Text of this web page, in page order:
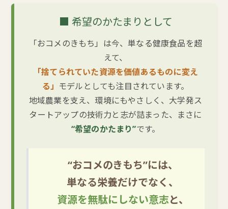
■ 希望のかたまりとして
「おコメのきもち」は今、単なる健康食品を超
えて、
「捨てられていた資源を価値あるものに変え
る」 モデルとしても注目されています。
地域農業を支え、環境にもやさしく、大学発ス
タートアップの技術力と志が詰まった、まさに
“希望のかたまり”です。
“おコメのきもち”には、
単なる栄養だけでなく、
資源を無駄にしない意志と、